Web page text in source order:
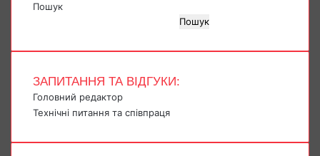
Пошук
Пошук
ЗАПИТАННЯ ТА ВІДГУКИ:
Головний редактор
Технічні питання та співпраця